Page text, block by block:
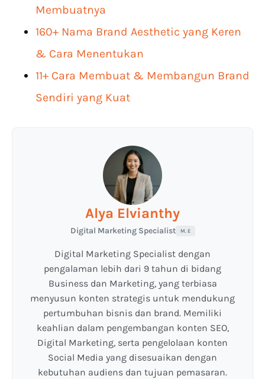
Membuatnya
160+ Nama Brand Aesthetic yang Keren
& Cara Menentukan
11+ Cara Membuat & Membangun Brand
Sendiri yang Kuat
Alya Elvianthy
Digital Marketing Specialist M. E
Digital Marketing Specialist dengan
pengalaman lebih dari 9 tahun di bidang
Business dan Marketing, yang terbiasa
menyusun konten strategis untuk mendukung
pertumbuhan bisnis dan brand. Memiliki
keahlian dalam pengembangan konten SEO,
Digital Marketing, serta pengelolaan konten
Social Media yang disesuaikan dengan
kebutuhan audiens dan tujuan pemasaran.